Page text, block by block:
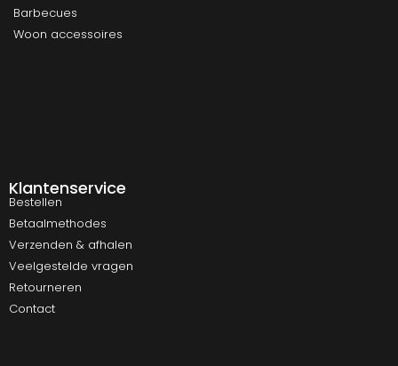
Barbecues
Woon accessoires
Klantenservice
Bestellen
Betaalmethodes
Verzenden & afhalen
Veelgestelde vragen
Retourneren
Contact